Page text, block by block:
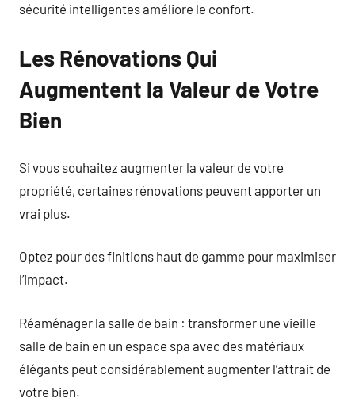
sécurité intelligentes améliore le confort.
Les Rénovations Qui
Augmentent la Valeur de Votre
Bien
Si vous souhaitez augmenter la valeur de votre
propriété, certaines rénovations peuvent apporter un
vrai plus.
Optez pour des finitions haut de gamme pour maximiser
l’impact.
Réaménager la salle de bain : transformer une vieille
salle de bain en un espace spa avec des matériaux
élégants peut considérablement augmenter l’attrait de
votre bien.